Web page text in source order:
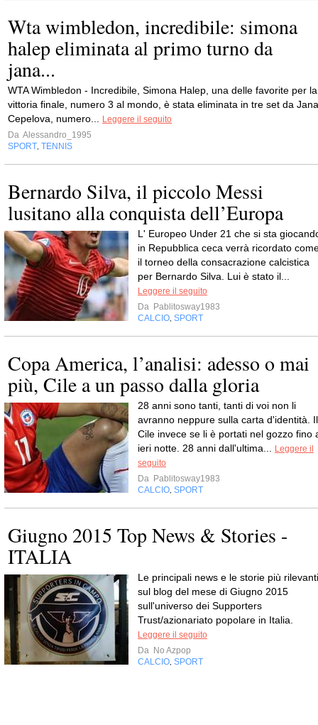
Wta wimbledon, incredibile: simona
halep eliminata al primo turno da
jana...
WTA Wimbledon - Incredibile, Simona Halep, una delle favorite per la
vittoria finale, numero 3 al mondo, è stata eliminata in tre set da Jana
Cepelova, numero... Leggere il seguito
Da Alessandro_1995
SPORT, TENNIS
Bernardo Silva, il piccolo Messi
lusitano alla conquista dell’Europa
L' Europeo Under 21 che si sta
in Repubblica ceca verrà ricordato
il torneo della consacrazione calcistica
per Bernardo Silva. Lui è stato il...
Leggere il seguito
Da Pablitosway1983
CALCIO, SPORT
Copa America, l’analisi: adesso o mai
più, Cile a un passo dalla gloria
28 anni sono tanti, tanti di voi non li
avranno neppure sulla carta d'identità. Il
Cile invece se li è portati nel gozzo fino
ieri notte. 28 anni dall'ultima... Leggere il
seguito
Da Pablitosway1983
CALCIO, SPORT
Giugno 2015 Top News & Stories -
ITALIA
Le principali news e le storie più rilevanti
sul blog del mese di Giugno 2015
sull'universo dei Supporters
Trust/azionariato popolare in Italia.
Leggere il seguito
Da No Azpop
CALCIO, SPORT